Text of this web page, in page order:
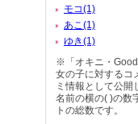
モコ(1)
あこ(1)
ゆき(1)
※「オキニ・
女の子に対するコ
ミ情報として公開
名前の横の( )の数
トの総数です。